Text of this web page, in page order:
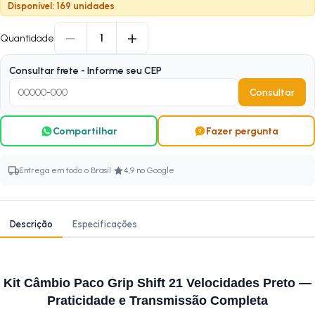
Disponível: 169 unidades
Quantidade − 1 +
Consultar frete - Informe seu CEP
Consultar
Compartilhar Fazer pergunta
Entrega em todo o Brasil · 4,9 no Google
Descrição Especificações
Kit Câmbio Paco Grip Shift 21 Velocidades Preto —
Praticidade e Transmissão Completa